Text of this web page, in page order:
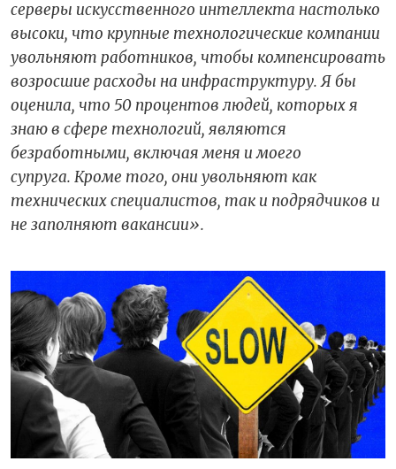
серверы искусственного интеллекта настолько
высоки, что крупные технологические компании
увольняют работников, чтобы компенсировать
возросшие расходы на инфраструктуру. Я бы
оценила, что 50 процентов людей, которых я
знаю в сфере технологий, являются
безработными, включая меня и моего
супруга. Кроме того, они увольняют как
технических специалистов, так и подрядчиков и
не заполняют вакансии».